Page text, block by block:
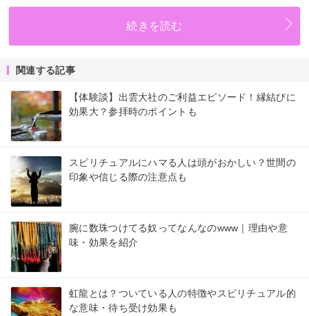
続きを読む
関連する記事
【体験談】出雲大社のご利益エピソード！縁結びに
効果大？参拝時のポイントも
スピリチュアルにハマる人は頭がおかしい？世間の
印象や信じる際の注意点も
腕に数珠つけてる奴ってなんなのwww｜理由や意
味・効果を紹介
虹龍とは？ついている人の特徴やスピリチュアル的
な意味・待ち受け効果も